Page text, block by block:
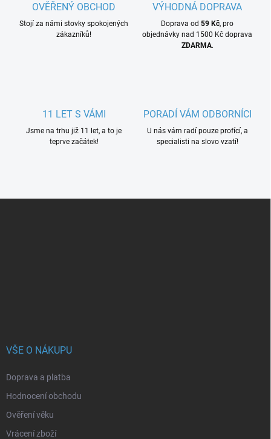
OVĚŘENÝ OBCHOD
Stojí za námi stovky spokojených
zákazníků!
VÝHODNÁ DOPRAVA
Doprava od 59 Kč, pro
objednávky nad 1500 Kč doprava
ZDARMA.
11 LET S VÁMI
Jsme na trhu již 11 let, a to je
teprve začátek!
PORADÍ VÁM ODBORNÍCI
U nás vám radí pouze profící, a
specialisti na slovo vzatí!
VŠE O NÁKUPU
Doprava a platba
Hodnocení obchodu
Ověření věku
Vrácení zboží